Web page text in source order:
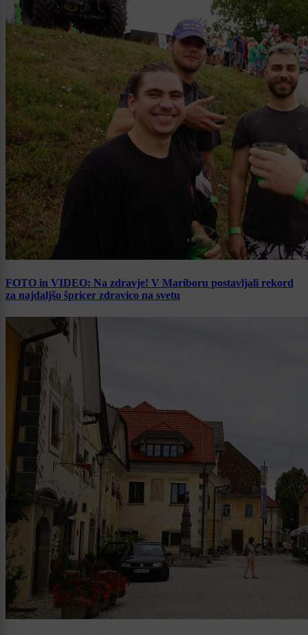
FOTO in VIDEO: Na zdravje! V Mariboru postavljali rekord
za najdaljšo špricer zdravico na svetu